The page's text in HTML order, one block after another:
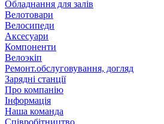
Обладнання для залів
Велотовари
Велосипеди
Аксесуари
Компоненти
Велоэкіп
Ремонт.обслуговування, догляд
Зарядні станції
Про компанію
Інформація
Наша команда
Співробітництво